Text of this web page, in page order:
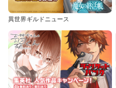
異世界ギルドニュース